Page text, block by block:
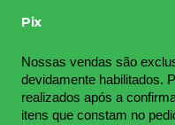
Pix
Nossas vendas são
devidamente habilitados.
realizados após a
itens que constam no